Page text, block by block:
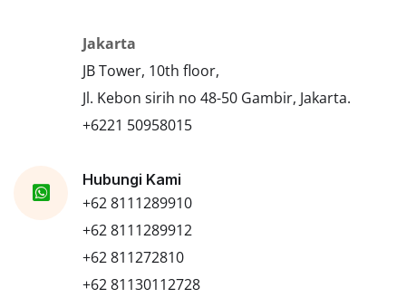
Jakarta
JB Tower, 10th floor,
Jl. Kebon sirih no 48-50 Gambir, Jakarta.
+6221 50958015
Hubungi Kami
+62 8111289910
+62 8111289912
+62 811272810
+62 81130112728